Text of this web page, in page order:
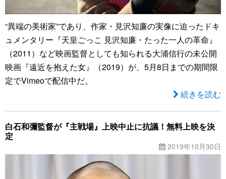
“異端の美術家”であり、作家・見沢知廉の実像に迫ったドキ
ュメンタリー『天皇ごっこ 見沢知廉・たった一人の革命』
（2011）など映画監督としても知られる大浦信行の未公開
映画『遠近を抱えた女』（2019）が、5月8日までの期間限
定でVimeoで配信中だ。
続きを読む
白石和彌監督が『主戦場』上映中止に抗議！無料上映を決
定
2019年10月30日